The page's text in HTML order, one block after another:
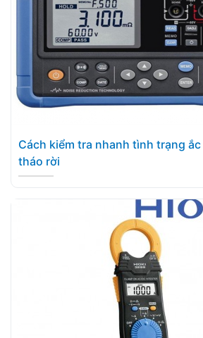
Cách kiểm tra nhanh tình trạng
tháo rời